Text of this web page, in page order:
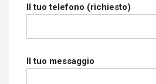
Il tuo telefono (richiesto)
Il tuo messaggio